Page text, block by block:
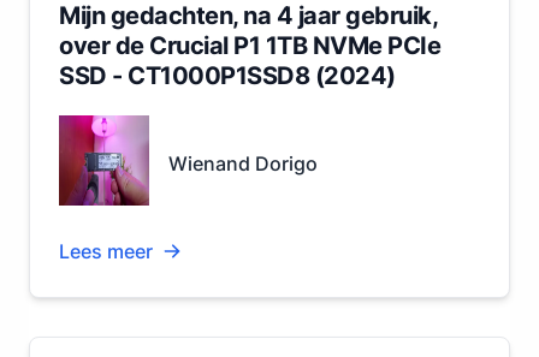
Mijn gedachten, na 4 jaar gebruik,
over de Crucial P1 1TB NVMe PCIe
SSD - CT1000P1SSD8 (2024)
Wienand Dorigo
Lees meer